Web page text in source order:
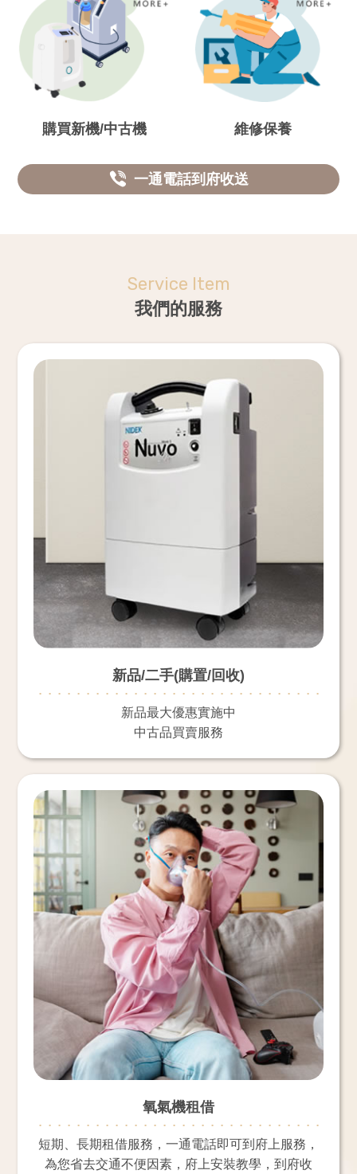
購買新機/中古機 維修保養
一通電話到府收送
Service Item
我們的服務
新品/二手(購置/回收)
新品最大優惠實施中
中古品買賣服務
氧氣機租借
短期、長期租借服務，一通電話即可到府上服務，
為您省去交通不便因素，府上安裝教學，到府收